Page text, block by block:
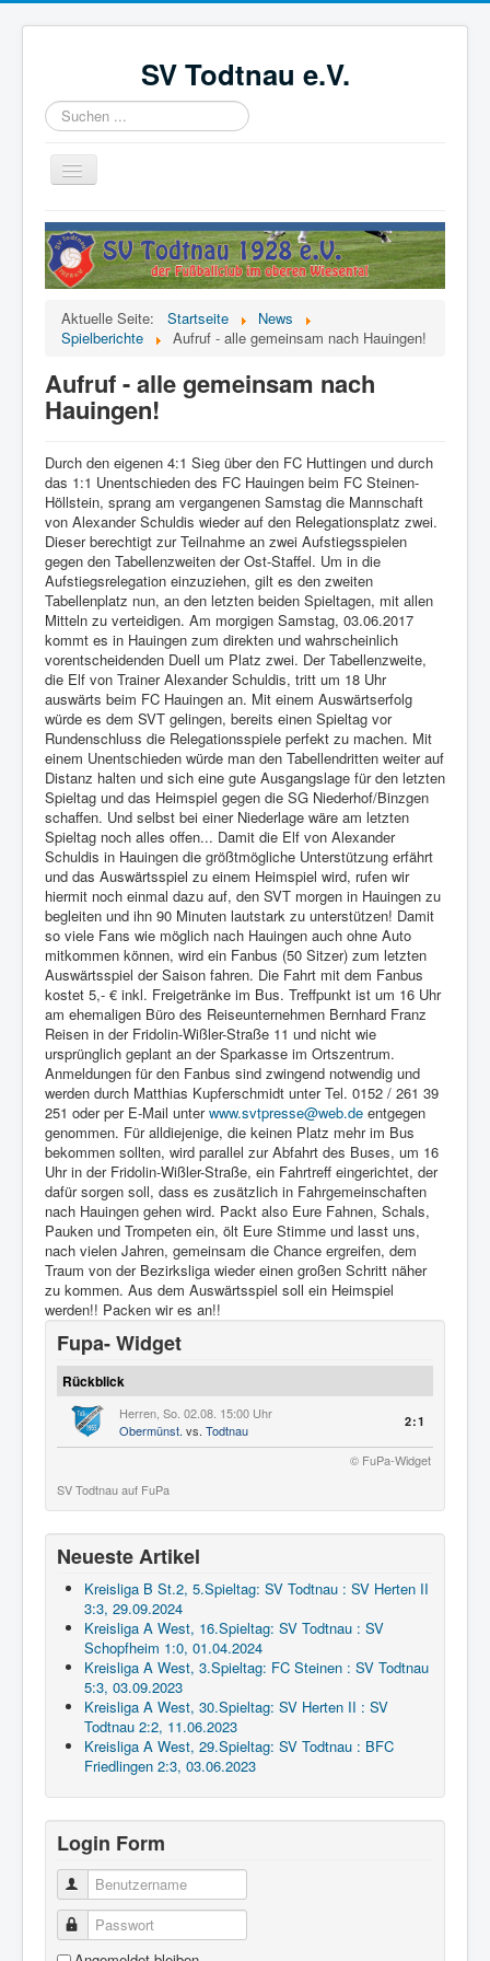
SV Todtnau e.V.
Suchen
...
Navigation
an/aus
Startseite
News
Aktive
Jugend
Förderverein
Kinder- und Jugendschutzkonzept
Aktuelle Seite: Startseite
News
Spielberichte
Aufruf - alle gemeinsam nach Hauingen!
Aufruf - alle gemeinsam nach
Hauingen!
Durch den eigenen 4:1 Sieg über den FC Huttingen und durch
das 1:1 Unentschieden des FC Hauingen beim FC Steinen-
Höllstein, sprang am vergangenen Samstag die Mannschaft
von Alexander Schuldis wieder auf den Relegationsplatz zwei.
Dieser berechtigt zur Teilnahme an zwei Aufstiegsspielen
gegen den Tabellenzweiten der Ost-Staffel. Um in die
Aufstiegsrelegation einzuziehen, gilt es den zweiten
Tabellenplatz nun, an den letzten beiden Spieltagen, mit allen
Mitteln zu verteidigen. Am morgigen Samstag, 03.06.2017
kommt es in Hauingen zum direkten und wahrscheinlich
vorentscheidenden Duell um Platz zwei. Der Tabellenzweite,
die Elf von Trainer Alexander Schuldis, tritt um 18 Uhr
auswärts beim FC Hauingen an. Mit einem Auswärtserfolg
würde es dem SVT gelingen, bereits einen Spieltag vor
Rundenschluss die Relegationsspiele perfekt zu machen. Mit
einem Unentschieden würde man den Tabellendritten weiter auf
Distanz halten und sich eine gute Ausgangslage für den letzten
Spieltag und das Heimspiel gegen die SG Niederhof/Binzgen
schaffen. Und selbst bei einer Niederlage wäre am letzten
Spieltag noch alles offen... Damit die Elf von Alexander
Schuldis in Hauingen die größtmögliche Unterstützung erfährt
und das Auswärtsspiel zu einem Heimspiel wird, rufen wir
hiermit noch einmal dazu auf, den SVT morgen in Hauingen zu
begleiten und ihn 90 Minuten lautstark zu unterstützen! Damit
so viele Fans wie möglich nach Hauingen auch ohne Auto
mitkommen können, wird ein Fanbus (50 Sitzer) zum letzten
Auswärtsspiel der Saison fahren. Die Fahrt mit dem Fanbus
kostet 5,- € inkl. Freigetränke im Bus. Treffpunkt ist um 16 Uhr
am ehemaligen Büro des Reiseunternehmen Bernhard Franz
Reisen in der Fridolin-Wißler-Straße 11 und nicht wie
ursprünglich geplant an der Sparkasse im Ortszentrum.
Anmeldungen für den Fanbus sind zwingend notwendig und
werden durch Matthias Kupferschmidt unter Tel. 0152 / 261 39
251 oder per E-Mail unterwww.svtpresse@web.de entgegen
genommen. Für alldiejenige, die keinen Platz mehr im Bus
bekommen sollten, wird parallel zur Abfahrt des Buses, um 16
Uhr in der Fridolin-Wißler-Straße, ein Fahrtreff eingerichtet, der
dafür sorgen soll, dass es zusätzlich in Fahrgemeinschaften
nach Hauingen gehen wird. Packt also Eure Fahnen, Schals,
Pauken und Trompeten ein, ölt Eure Stimme und lasst uns,
nach vielen Jahren, gemeinsam die Chance ergreifen, dem
Traum von der Bezirksliga wieder einen großen Schritt näher
zu kommen. Aus dem Auswärtsspiel soll ein Heimspiel
werden!! Packen wir es an!!
Fupa- Widget
Rückblick
Herren, So. 02.08. 15:00 Uhr
Obermünst. vs. Todtnau
2:1
© FuPa-Widget
SV Todtnau auf FuPa
Neueste Artikel
Kreisliga B St.2, 5.Spieltag: SV Todtnau : SV Herten II
3:3, 29.09.2024
Kreisliga A West, 16.Spieltag: SV Todtnau : SV
Schopfheim 1:0, 01.04.2024
Kreisliga A West, 3.Spieltag: FC Steinen : SV Todtnau
5:3, 03.09.2023
Kreisliga A West, 30.Spieltag: SV Herten II : SV
Todtnau 2:2, 11.06.2023
Kreisliga A West, 29.Spieltag: SV Todtnau : BFC
Friedlingen 2:3, 03.06.2023
Login Form
Benutzername
Passwort